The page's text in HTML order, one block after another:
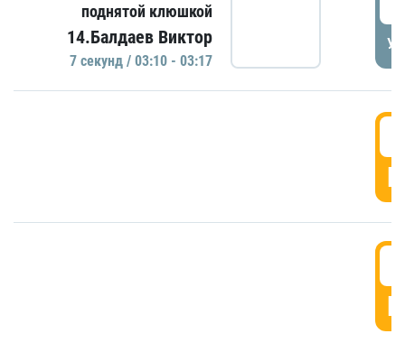
поднятой клюшкой
14.Балдаев Виктор
7 секунд / 03:10 - 03:17